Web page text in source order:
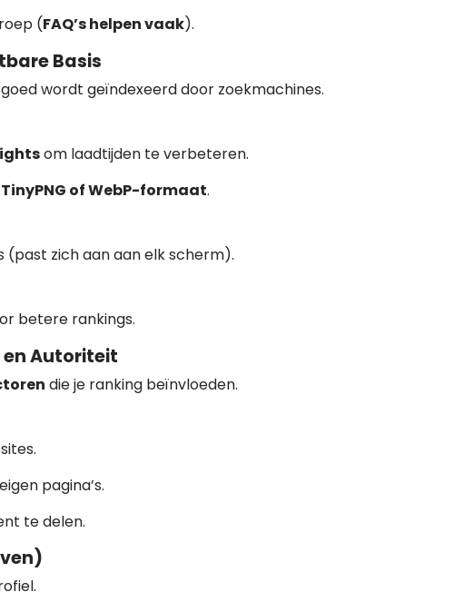
(FAQ’s helpen vaak).
Basis
wordt geïndexeerd door zoekmachines.
om laadtijden te verbeteren.
TinyPNG of WebP-formaat.
(past zich aan aan elk scherm).
betere rankings.
en Autoriteit
die je ranking beïnvloeden.
pagina’s.
te delen.